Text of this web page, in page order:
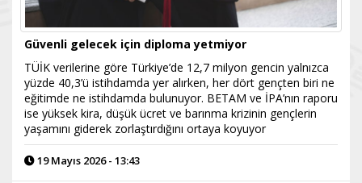
Güvenli gelecek için diploma yetmiyor
TÜİK verilerine göre Türkiye’de 12,7 milyon gencin yalnızca
yüzde 40,3’ü istihdamda yer alırken, her dört gençten biri ne
eğitimde ne istihdamda bulunuyor. BETAM ve İPA’nın raporu
ise yüksek kira, düşük ücret ve barınma krizinin gençlerin
yaşamını giderek zorlaştırdığını ortaya koyuyor
19 Mayıs 2026 - 13:43